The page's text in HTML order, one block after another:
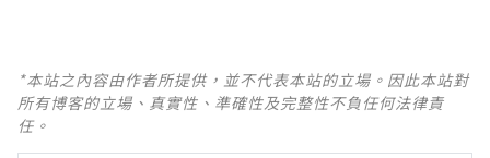
*本站之內容由作者所提供，並不代表本站的立場。因此本站對
所有博客的立場、真實性、準確性及完整性不負任何法律責
任。